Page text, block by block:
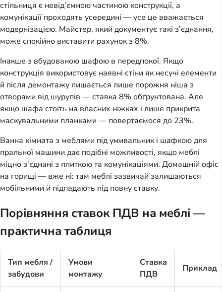
стільниця є невід’ємною частиною конструкції, а
комунікації проходять усередині — усе це вважається
модернізацією. Майстер, який документує такі з’єднання,
може спокійно виставити рахунок з 8%.
Інакше з вбудованою шафою в передпокої. Якщо
конструкція використовує наявні стіни як несучі елементи
й після демонтажу лишається лише порожня ніша з
отворами від шурупів — ставка 8% обґрунтована. Але
якщо шафа стоїть на власних ніжках і лише прикрита
маскувальними планками — повертаємося до 23%.
Ванна кімната з меблями під умивальник і шафкою для
пральної машини дає подібні можливості, якщо меблі
міцно з’єднані з плиткою та комунікаціями. Домашній офіс
на горищі — вже ні: там меблі зазвичай залишаються
мобільними й підпадають під повну ставку.
Порівняння ставок ПДВ на меблі —
практична таблиця
Тип мебля /
забудови
Умови
монтажу
Ставка
ПДВ
Приклад